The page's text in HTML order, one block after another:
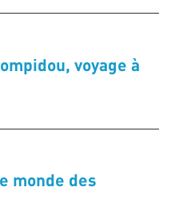
voyage à
monde des